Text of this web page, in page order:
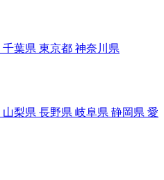
千葉県 東京都 神奈川県
山梨県 長野県 岐阜県 静岡県 愛